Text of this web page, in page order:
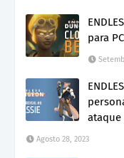
para PC
ataque
Agosto 28, 2023